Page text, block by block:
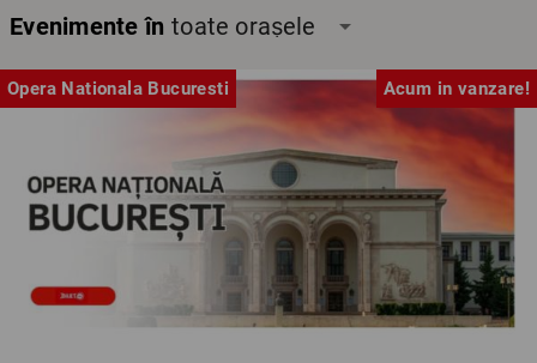
Evenimente în toate orașele arrow_drop_down
Opera Nationala Bucuresti Acum in vanzare!